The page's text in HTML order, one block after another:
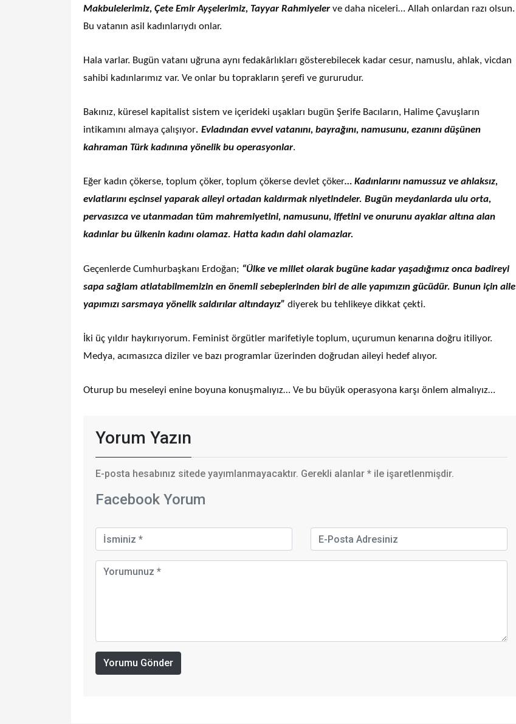
Makbulelerimiz, Çete Emir Ayşelerimiz, Tayyar Rahmiyeler ve daha niceleri… Allah onlardan razı olsun.
Bu vatanın asil kadınlarıydı onlar.
Hala varlar. Bugün vatanı uğruna aynı fedakârlıkları gösterebilecek kadar cesur, namuslu, ahlak, vicdan
sahibi kadınlarımız var. Ve onlar bu toprakların şerefi ve gururudur.
Bakınız, küresel kapitalist sistem ve içerideki uşakları bugün Şerife Bacıların, Halime Çavuşların
intikamını almaya çalışıyor. Evladından evvel vatanını, bayrağını, namusunu, ezanını düşünen
kahraman Türk kadınına yönelik bu operasyonlar.
Eğer kadın çökerse, toplum çöker, toplum çökerse devlet çöker… Kadınlarını namussuz ve ahlaksız,
evlatlarını eşcinsel yaparak aileyi ortadan kaldırmak niyetindeler. Bugün meydanlarda ulu orta,
pervasızca ve utanmadan tüm mahremiyetini, namusunu, iffetini ve onurunu ayaklar altına alan
kadınlar bu ülkenin kadını olamaz. Hatta kadın dahi olamazlar.
Geçenlerde Cumhurbaşkanı Erdoğan; “Ülke ve millet olarak bugüne kadar yaşadığımız onca badireyi
sapa sağlam atlatabilmemizin en önemli sebeplerinden biri de aile yapımızın gücüdür. Bunun için aile
yapımızı sarsmaya yönelik saldırılar altındayız” diyerek bu tehlikeye dikkat çekti.
İki üç yıldır haykırıyorum. Feminist örgütler marifetiyle toplum, uçurumun kenarına doğru itiliyor.
Medya, acımasızca diziler ve bazı programlar üzerinden doğrudan aileyi hedef alıyor.
Oturup bu meseleyi enine boyuna konuşmalıyız… Ve bu büyük operasyona karşı önlem almalıyız…
Yorum Yazın
E-posta hesabınız sitede yayımlanmayacaktır. Gerekli alanlar * ile işaretlenmişdir.
Facebook Yorum
Yorumu Gönder